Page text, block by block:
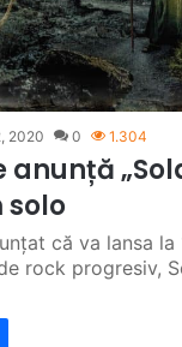
2020 0 1.304
anunță
solo
că va lansa la
rock progresiv,